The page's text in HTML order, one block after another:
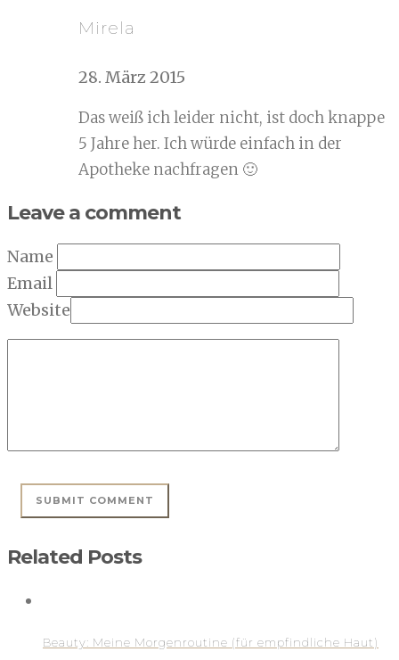
Mirela
28. März 2015
Das weiß ich leider nicht, ist doch knappe
5 Jahre her. Ich würde einfach in der
Apotheke nachfragen 🙂
Leave a comment
Name
Email
Website
Related Posts
Beauty: Meine Morgenroutine (für empfindliche Haut)